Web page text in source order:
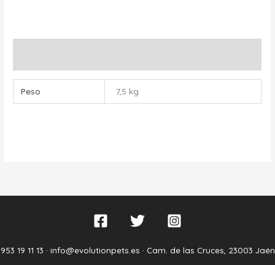
Peso 7,5 kg
953 19 11 13 · info@evolutionpets.es · Cam. de las Cruces, 23003 Jaén